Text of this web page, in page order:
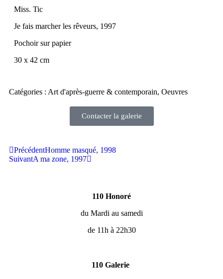
Miss. Tic
Je fais marcher les rêveurs, 1997
Pochoir sur papier
30 x 42 cm
Catégories : Art d'après-guerre & contemporain, Oeuvres
Contacter la galerie
PrécédentHomme masqué, 1998
SuivantA ma zone, 1997
110 Honoré
du Mardi au samedi
de 11h à 22h30
110 Galerie